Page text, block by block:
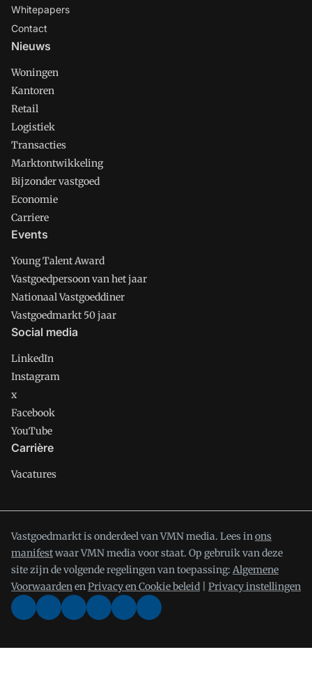
Whitepapers
Contact
Nieuws
Woningen
Kantoren
Retail
Logistiek
Transacties
Marktontwikkeling
Bijzonder vastgoed
Economie
Carriere
Events
Young Talent Award
Vastgoedpersoon van het jaar
Nationaal Vastgoeddiner
Vastgoedmarkt 50 jaar
Social media
LinkedIn
Instagram
x
Facebook
YouTube
Carrière
Vacatures
Vastgoedmarkt is onderdeel van VMN media. Lees inons
manifestwaar VMN media voor staat. Op gebruik van deze
site zijn de volgende regelingen van toepassing: Algemene
VoorwaardenenPrivacy en Cookie beleid Privacy instellingen